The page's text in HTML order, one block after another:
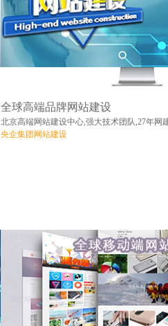
全球高端品牌网站建设
北京高端网站建设中心,强大技术团队,27年网
央企集团网站建设